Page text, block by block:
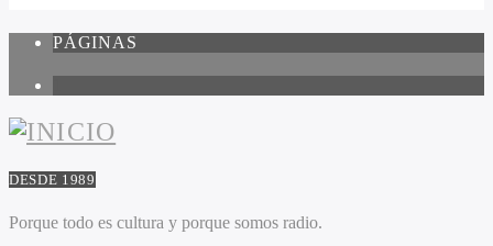
PÁGINAS
DESDE 1989
Porque todo es cultura y porque somos radio.